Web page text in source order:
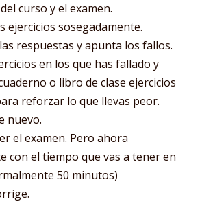
curso y el examen.
ejercicios sosegadamente.
respuestas y apunta los fallos.
en los que has fallado y
o libro de clase ejercicios
reforzar lo que llevas peor.
nuevo.
el examen. Pero ahora
con el tiempo que vas a tener en
50 minutos)